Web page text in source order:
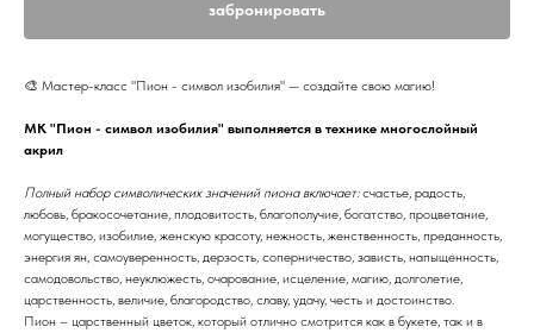
забронировать
🎨 Мастер-класс "Пион - символ изобилия" — создайте свою магию!
МК "Пион - символ изобилия" выполняется в технике многослойный
акрил
Полный набор символических значений пиона включает:счастье, радость,
любовь, бракосочетание, плодовитость, благополучие, богатство, процветание,
могущество, изобилие, женскую красоту, нежность, женственность, преданность,
энергия ян, самоуверенность, дерзость, соперничество, зависть, напыщенность,
самодовольство, неуклюжесть, очарование, исцеление, магию, долголетие,
царственность, величие, благородство, славу, удачу, честь и достоинство.
Пион – царственный цветок, который отлично смотрится как в букете, так и в